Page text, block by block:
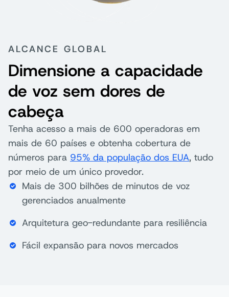
ALCANCE GLOBAL
Dimensione a capacidade
de voz sem dores de
cabeça
Tenha acesso a mais de 600 operadoras em
mais de 60 países e obtenha cobertura de
números para 95% da população dos EUA, tudo
por meio de um único provedor.
Mais de 300 bilhões de minutos de voz
gerenciados anualmente
Arquitetura geo-redundante para resiliência
Fácil expansão para novos mercados